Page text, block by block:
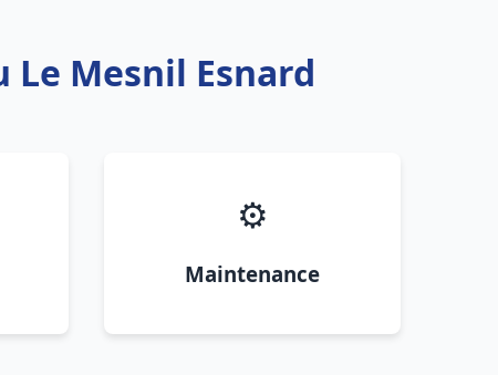
Mesnil Esnard
⚙️
Maintenance